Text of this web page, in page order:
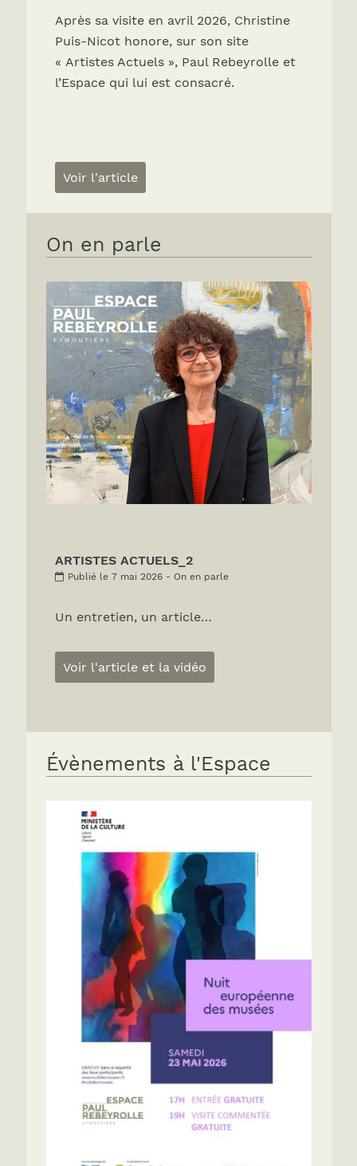
Après sa visite en avril 2026, Christine
Puis-Nicot honore, sur son site
« Artistes Actuels », Paul Rebeyrolle et
l’Espace qui lui est consacré.
Voir l'article
On en parle
ARTISTES ACTUELS_2
Publié le 7 mai 2026 - On en parle
Un entretien, un article…
Voir l'article et la vidéo
Évènements à l'Espace